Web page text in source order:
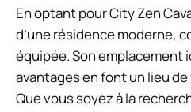
En optant pour City Zen
d’une résidence moderne,
équipée. Son emplacement
avantages en font un lieu
Que vous soyez à la